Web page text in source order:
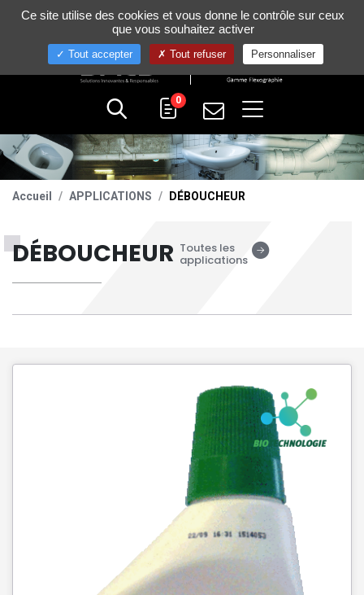
+33 (0)4 75 58 80 10
0
Accueil APPLICATIONS DÉBOUCHEUR
DÉBOUCHEUR Toutes les
applications
Gestion de vos préférences sur les cookies
Ce site utilise des cookies et vous donne le contrôle sur ceux
que vous souhaitez activer
Tout accepter Tout refuser Personnaliser